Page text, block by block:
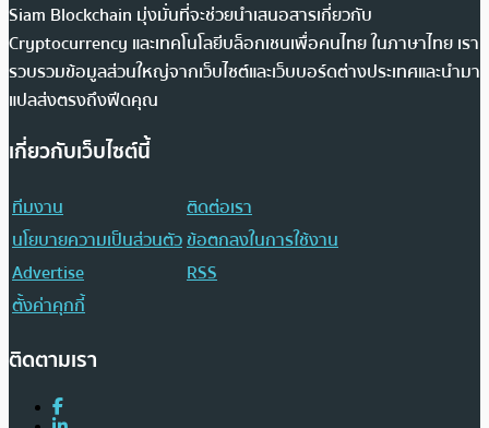
Siam Blockchain มุ่งมั่นที่จะช่วยนำเสนอสารเกี่ยวกับ
Cryptocurrency และเทคโนโลยีบล็อกเชนเพื่อคนไทย ในภาษาไทย เรา
รวบรวมข้อมูลส่วนใหญ่จากเว็บไซต์และเว็บบอร์ดต่างประเทศและนำมา
แปลส่งตรงถึงฟีดคุณ
เกี่ยวกับเว็บไซต์นี้
ทีมงาน
ติดต่อเรา
นโยบายความเป็นส่วนตัวข้อตกลงในการใช้งาน
Advertise
RSS
ตั้งค่าคุกกี้
ติดตามเรา